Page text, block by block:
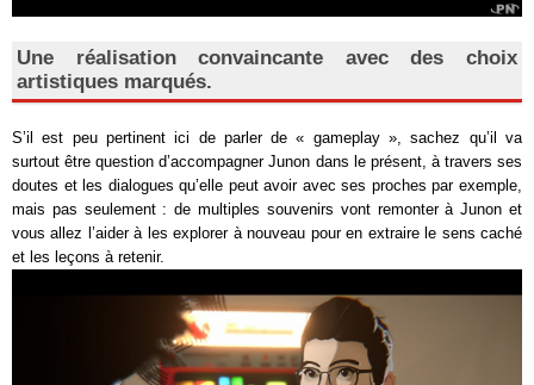
Une réalisation convaincante avec des choix
artistiques marqués.
S’il est peu pertinent ici de parler de « gameplay », sachez qu’il va
surtout être question d’accompagner Junon dans le présent, à travers ses
doutes et les dialogues qu’elle peut avoir avec ses proches par exemple,
mais pas seulement : de multiples souvenirs vont remonter à Junon et
vous allez l’aider à les explorer à nouveau pour en extraire le sens caché
et les leçons à retenir.